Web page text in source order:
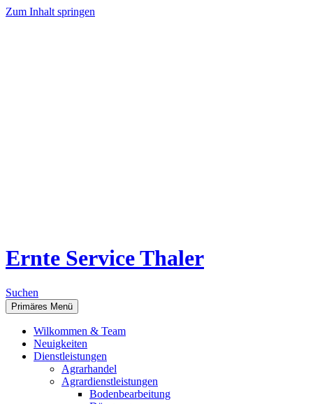
Zum Inhalt springen
Ernte Service Thaler
Suchen
Primäres Menü
Wilkommen & Team
Neuigkeiten
Dienstleistungen
Agrarhandel
Agrardienstleistungen
Bodenbearbeitung